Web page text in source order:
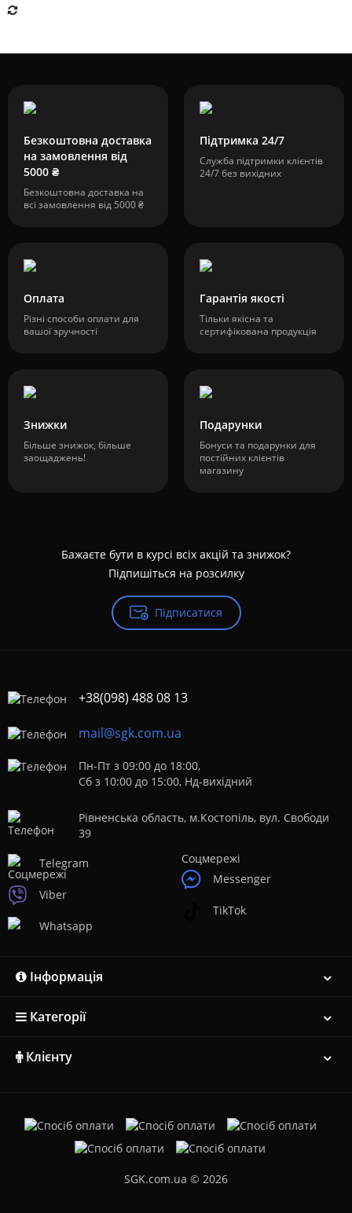
Безкоштовна доставка
на замовлення від
5000 ₴
Безкоштовна доставка на
всі замовлення від 5000 ₴
Підтримка 24/7
Служба підтримки клієнтів
24/7 без вихідних
Оплата
Різні способи оплати для
вашої зручності
Гарантія якості
Тільки якісна та
сертифікована продукція
Знижки
Більше знижок, більше
заощаджень!
Подарунки
Бонуси та подарунки для
постійних клієнтів
магазину
Бажаєте бути в курсі всіх акцій та знижок?
Підпишіться на розсилку
Підписатися
+38(098) 488 08 13
mail@sgk.com.ua
Пн-Пт з 09:00 до 18:00,
Сб з 10:00 до 15:00, Нд-вихідний
Рівненська область, м.Костопіль, вул. Свободи
39
Telegram
Viber
Whatsapp
Messenger
TikTok
Інформація
Категорії
Клієнту
SGK.com.ua © 2026